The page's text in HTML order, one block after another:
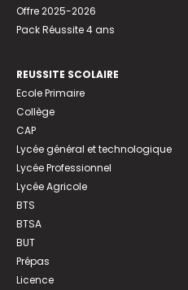
Offre 2025-2026
Pack Réussite 4 ans
REUSSITE SCOLAIRE
Ecole Primaire
Collège
CAP
Lycée général et technologique
Lycée Professionnel
Lycée Agricole
BTS
BTSA
BUT
Prépas
Licence